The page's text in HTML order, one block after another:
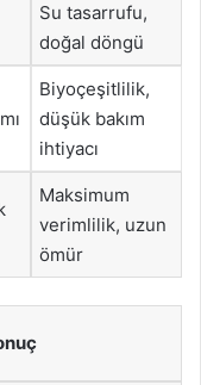
Su tasarrufu,
doğal döngü
Biyoçeşitlilik,
düşük bakım
ihtiyacı
Maksimum
verimlilik, uzun
ömür